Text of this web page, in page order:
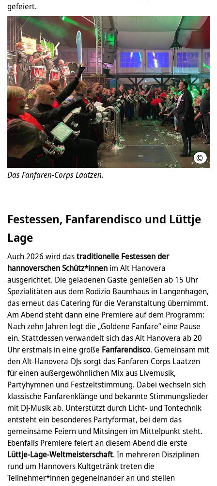
gefeiert.
©
Das Fanfaren-Corps Laatzen.
Festessen, Fanfarendisco und Lüttje
Lage
Auch 2026 wird dastraditionelle Festessen der
hannoverschen Schütz*innen im Alt Hanovera
ausgerichtet. Die geladenen Gäste genießen ab 15 Uhr
Spezialitäten aus dem Rodizio Baumhaus in Langenhagen,
das erneut das Catering für die Veranstaltung übernimmt.
Am Abend steht dann eine Premiere auf dem Programm:
Nach zehn Jahren legt die „Goldene Fanfare“ eine Pause
ein. Stattdessen verwandelt sich das Alt Hanovera ab 20
Uhr erstmals in eine große Fanfarendisco. Gemeinsam mit
den Alt-Hanovera-DJs sorgt das Fanfaren-Corps Laatzen
für einen außergewöhnlichen Mix aus Livemusik,
Partyhymnen und Festzeltstimmung. Dabei wechseln sich
klassische Fanfarenklänge und bekannte Stimmungslieder
mit DJ-Musik ab. Unterstützt durch Licht- und Tontechnik
entsteht ein besonderes Partyformat, bei dem das
gemeinsame Feiern und Mitsingen im Mittelpunkt steht.
Ebenfalls Premiere feiert an diesem Abend die erste
Lüttje-Lage-Weltmeisterschaft. In mehreren Disziplinen
rund um Hannovers Kultgetränk treten die
Teilnehmer*innen gegeneinander an und stellen